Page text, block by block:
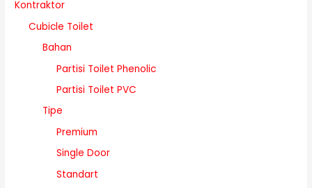
Kontraktor
Cubicle Toilet
Bahan
Partisi Toilet Phenolic
Partisi Toilet PVC
Tipe
Premium
Single Door
Standart